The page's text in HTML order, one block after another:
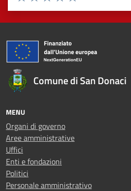
Valuta 5 stelle su 5
Valuta 4 stelle su 5
Valuta 3 stelle su 5
Valuta 2 stelle su 5
Valuta 1 stelle su 5
Comune di San Donaci
MENU
Organi di governo
Aree amministrative
Uffici
Enti e fondazioni
Politici
Personale amministrativo